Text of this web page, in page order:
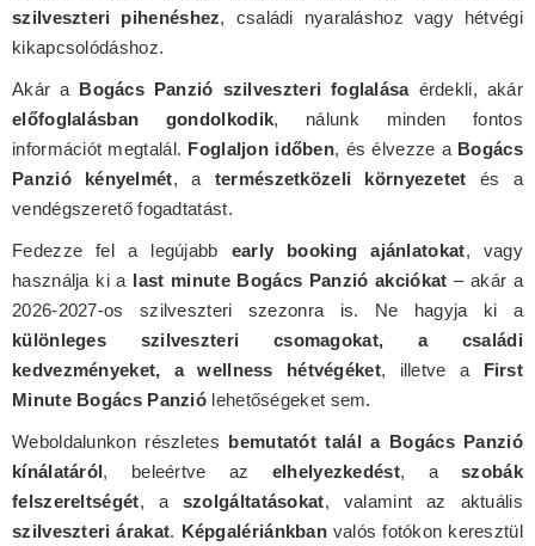
szilveszteri pihenéshez, családi nyaraláshoz vagy hétvégi
kikapcsolódáshoz.
Akár a Bogács Panzió szilveszteri foglalásaérdekli, akár
előfoglalásban gondolkodik, nálunk minden fontos
információt megtalál. Foglaljon időben, és élvezze a Bogács
Panzió kényelmét, a természetközeli környezetet és a
vendégszerető fogadtatást.
Fedezze fel a legújabb early booking ajánlatokat, vagy
használja ki a last minute Bogács Panzió akciókat – akár a
2026-2027-os szilveszteri szezonra is. Ne hagyja ki a
különleges szilveszteri csomagokat, a családi
kedvezményeket, a wellness hétvégéket, illetve a First
Minute Bogács Panzió lehetőségeket sem.
Weboldalunkon részletes bemutatót talál a Bogács Panzió
kínálatáról, beleértve az elhelyezkedést, aszobák
felszereltségét, a szolgáltatásokat, valamint az aktuális
szilveszteri árakat. Képgalériánkban valós fotókon keresztül